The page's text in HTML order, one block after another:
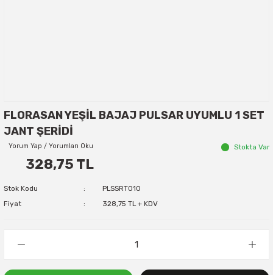
FLORASAN YEŞİL BAJAJ PULSAR UYUMLU 1 SET
JANT ŞERİDİ
Yorum Yap / Yorumları Oku Stokta Var
328,75 TL
Stok Kodu
PLSSRT010
Fiyat
328,75 TL + KDV